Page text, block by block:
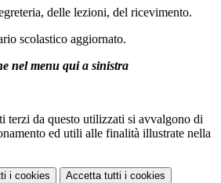
delle lezioni, del ricevimento.
scolastico aggiornato.
nel menu qui a sinistra
terzi da questo utilizzati si avvalgono di
ed utili alle finalità illustrate nella
i cookies Accetta tutti i cookies